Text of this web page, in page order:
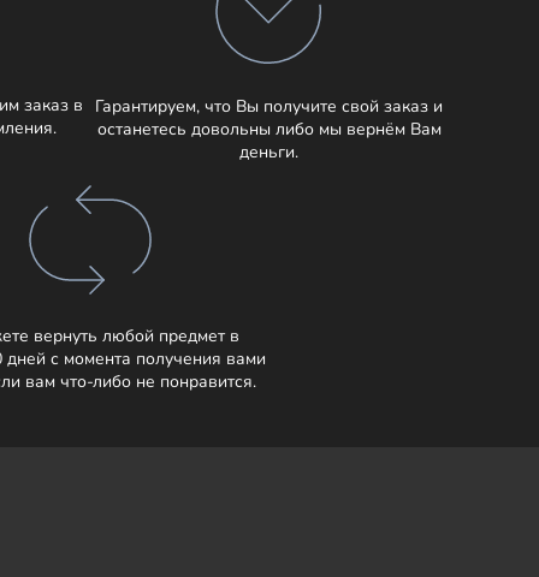
заказ в
Гарантируем, что Вы получите свой заказ и
останетесь довольны либо мы вернём Вам
деньги.
вернуть любой предмет в
дней с момента получения вами
вам что-либо не понравится.